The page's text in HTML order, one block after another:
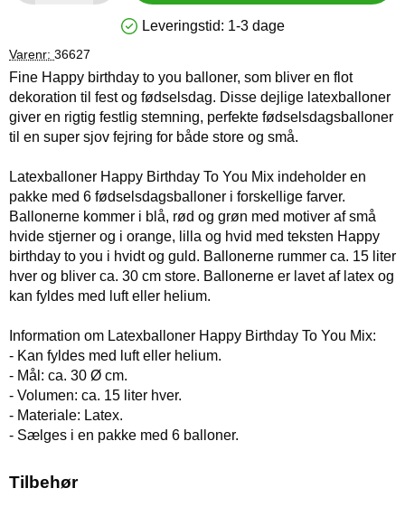
Produkttilgængelighed: På lager
Leveringstid: 1-3 dage
Varenr: 36627
Fine Happy birthday to you balloner, som bliver en flot
dekoration til fest og fødselsdag. Disse dejlige latexballoner
giver en rigtig festlig stemning, perfekte fødselsdagsballoner
til en super sjov fejring for både store og små.
Latexballoner Happy Birthday To You Mix indeholder en
pakke med 6 fødselsdagsballoner i forskellige farver.
Ballonerne kommer i blå, rød og grøn med motiver af små
hvide stjerner og i orange, lilla og hvid med teksten Happy
birthday to you i hvidt og guld. Ballonerne rummer ca. 15 liter
hver og bliver ca. 30 cm store. Ballonerne er lavet af latex og
kan fyldes med luft eller helium.
Information om Latexballoner Happy Birthday To You Mix:
- Kan fyldes med luft eller helium.
- Mål: ca. 30 Ø cm.
- Volumen: ca. 15 liter hver.
- Materiale: Latex.
- Sælges i en pakke med 6 balloner.
Tilbehør